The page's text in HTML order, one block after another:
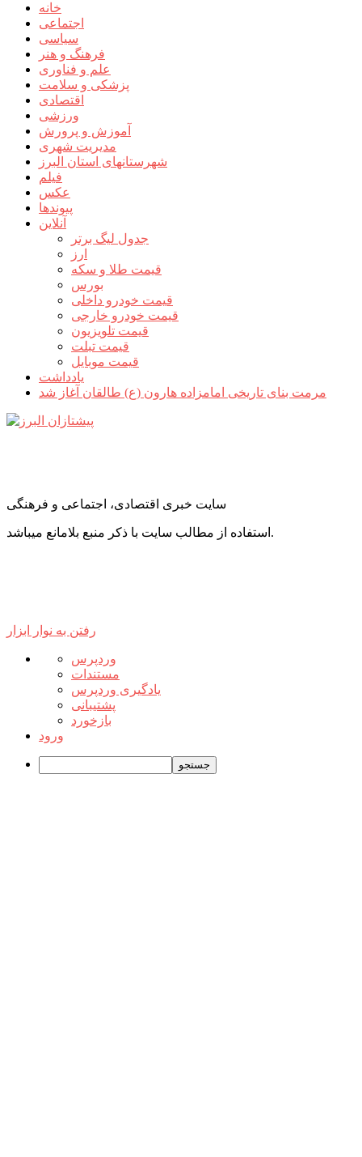
خانه
اجتماعی
سیاسی
فرهنگ و هنر
علم و فناوری
پزشکی و سلامت
اقتصادی
ورزشی
آموزش و پرورش
مدیریت شهری
شهرستانهای استان البرز
فیلم
عکس
پیوندها
آنلاین
جدول لیگ برتر
ارز
قیمت طلا و سکه
بورس
قیمت خودرو داخلی
قیمت خودرو خارجی
قیمت تلویزیون
قیمت تبلت
قیمت موبایل
یادداشت
مرمت بنای تاریخی امامزاده هارون (ع) طالقان آغاز شد
سایت خبری اقتصادی، اجتماعی و فرهنگی
استفاده از مطالب سایت با ذکر منبع بلامانع میباشد.
رفتن به نوار ابزار
درباره
وردپرس
وردپرس
مستندات
یادگیری وردپرس
پشتیبانی
بازخورد
ورود
جستجو